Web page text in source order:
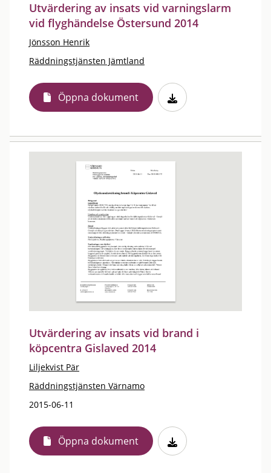
Utvärdering av insats vid varningslarm
vid flyghändelse Östersund 2014
Jönsson Henrik
Räddningstjänsten Jämtland
Öppna dokument
Utvärdering av insats vid brand i
köpcentra Gislaved 2014
Liljekvist Pär
Räddningstjänsten Värnamo
2015-06-11
Öppna dokument